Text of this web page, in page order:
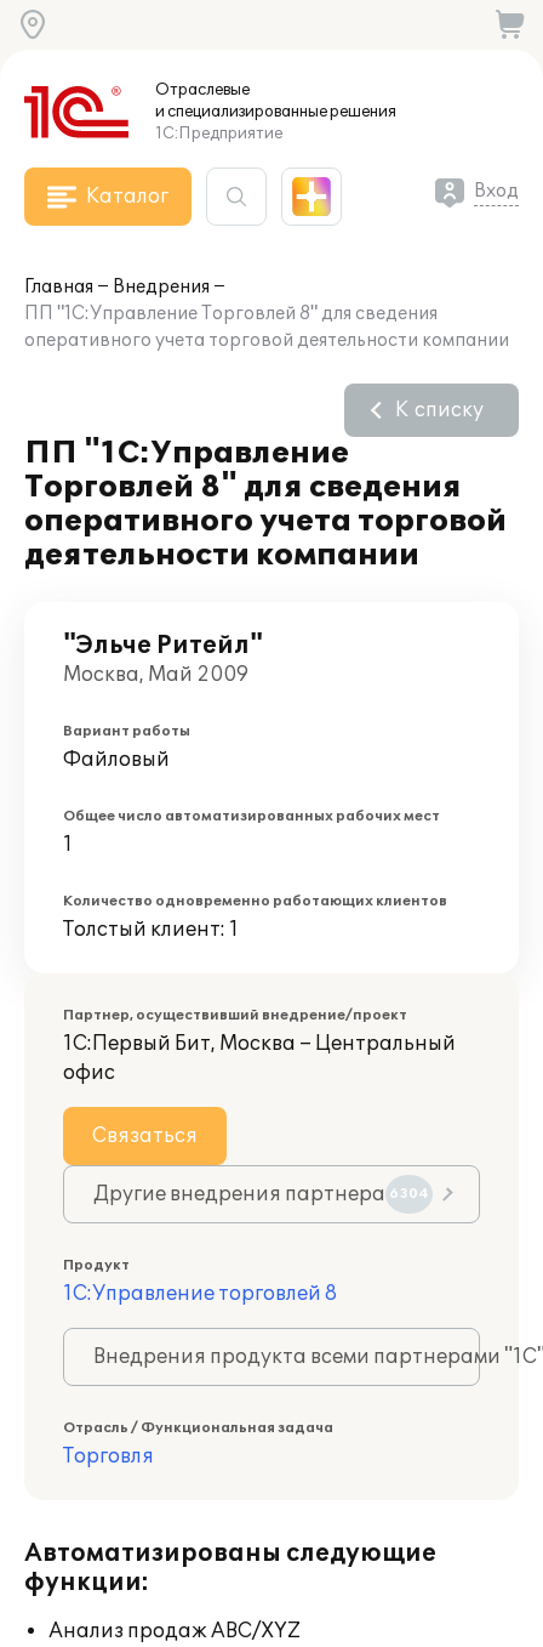
Отраслевые
и специализированныерешения
1С:Предприятие
Каталог Вход
Главная
Внедрения
ПП "1С:Управление Торговлей 8" для сведения
оперативного учета торговой деятельности компании
ПП "1С:Управление
Торговлей 8" для сведения
оперативного учета торговой
деятельности компании
К списку
"Эльче Ритейл"
Москва, Май 2009
Вариант работы
Файловый
Общее число автоматизированных рабочих мест
1
Количество одновременно работающих клиентов
Толстый клиент: 1
Партнер, осуществивший внедрение/проект
1С:Первый Бит, Москва – Центральный
офис
Связаться
Другие внедрения партнера 6304
Продукт
1С:Управление торговлей 8
Внедрения продукта всеми партнерами
Отрасль / Функциональная задача
Торговля
Автоматизированы следующие
функции:
Анализ продаж ABC/XYZ